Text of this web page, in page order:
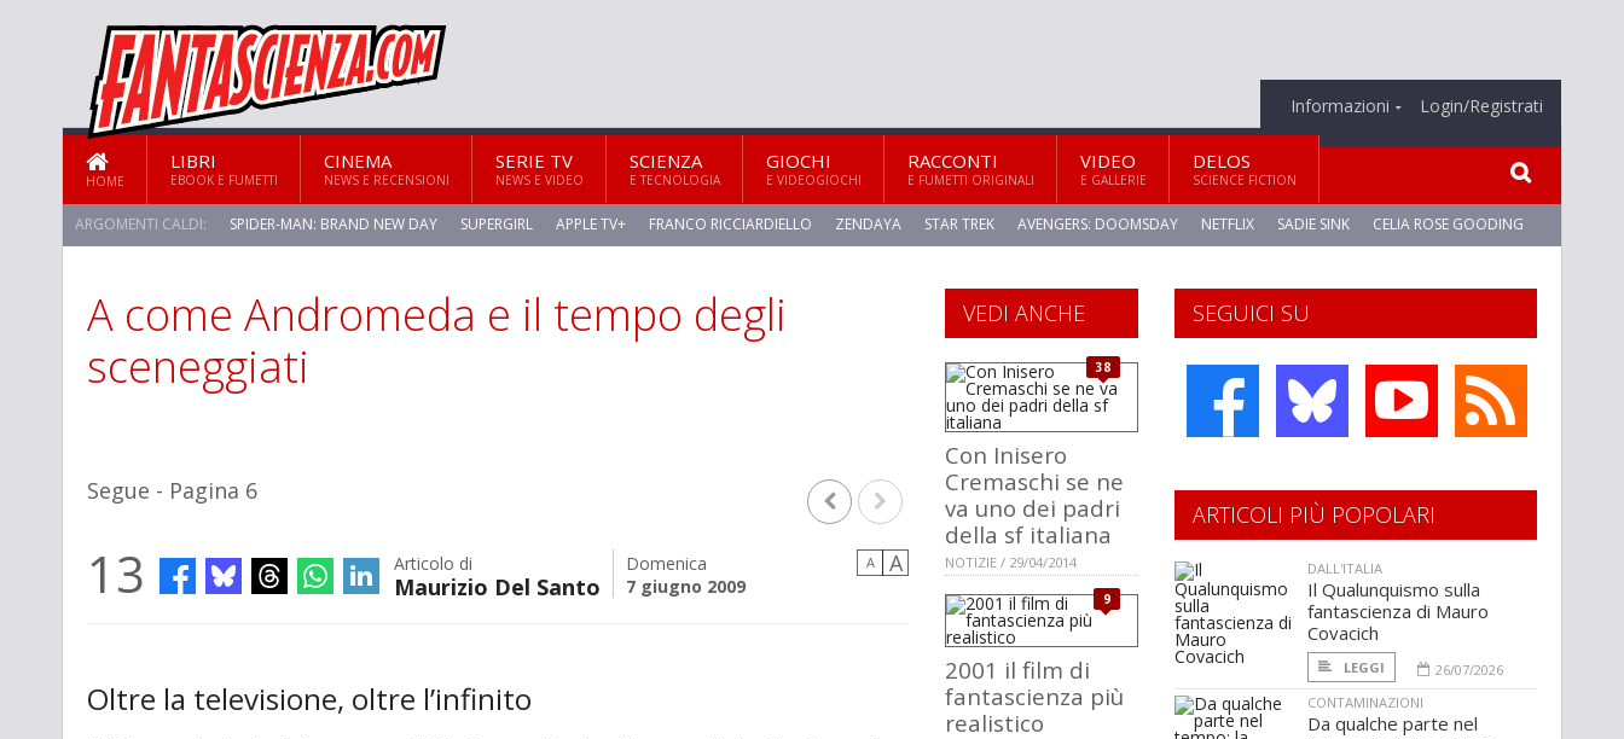
Informazioni Login/Registrati
HOME
LIBRI
EBOOK E FUMETTI
CINEMA
NEWS E RECENSIONI
SERIE TV
NEWS E VIDEO
SCIENZA
E TECNOLOGIA
GIOCHI
E VIDEOGIOCHI
RACCONTI
E FUMETTI ORIGINALI
VIDEO
E GALLERIE
DELOS
SCIENCE FICTION
ARGOMENTI CALDI: SPIDER-MAN: BRAND NEW DAY SUPERGIRL APPLE TV+ FRANCO RICCIARDIELLO ZENDAYA STAR TREK AVENGERS: DOOMSDAY NETFLIX SADIE SINK CELIA ROSE GOODING
A come Andromeda e il tempo degli
sceneggiati
Segue - Pagina 6
13 Articolo di
Maurizio Del Santo
Domenica
7 giugno 2009
A A
Oltre la televisione, oltre l’infinito
SEGUICI SU
VEDI ANCHE
38
Con Inisero
Cremaschi se ne
va uno dei padri
della sf italiana
NOTIZIE / 29/04/2014
9
2001 il film di
fantascienza più
realistico
ARTICOLI PIÙ POPOLARI
DALL'ITALIA
Il Qualunquismo sulla
fantascienza di Mauro
Covacich
LEGGI
26/07/2026
CONTAMINAZIONI
Da qualche parte nel